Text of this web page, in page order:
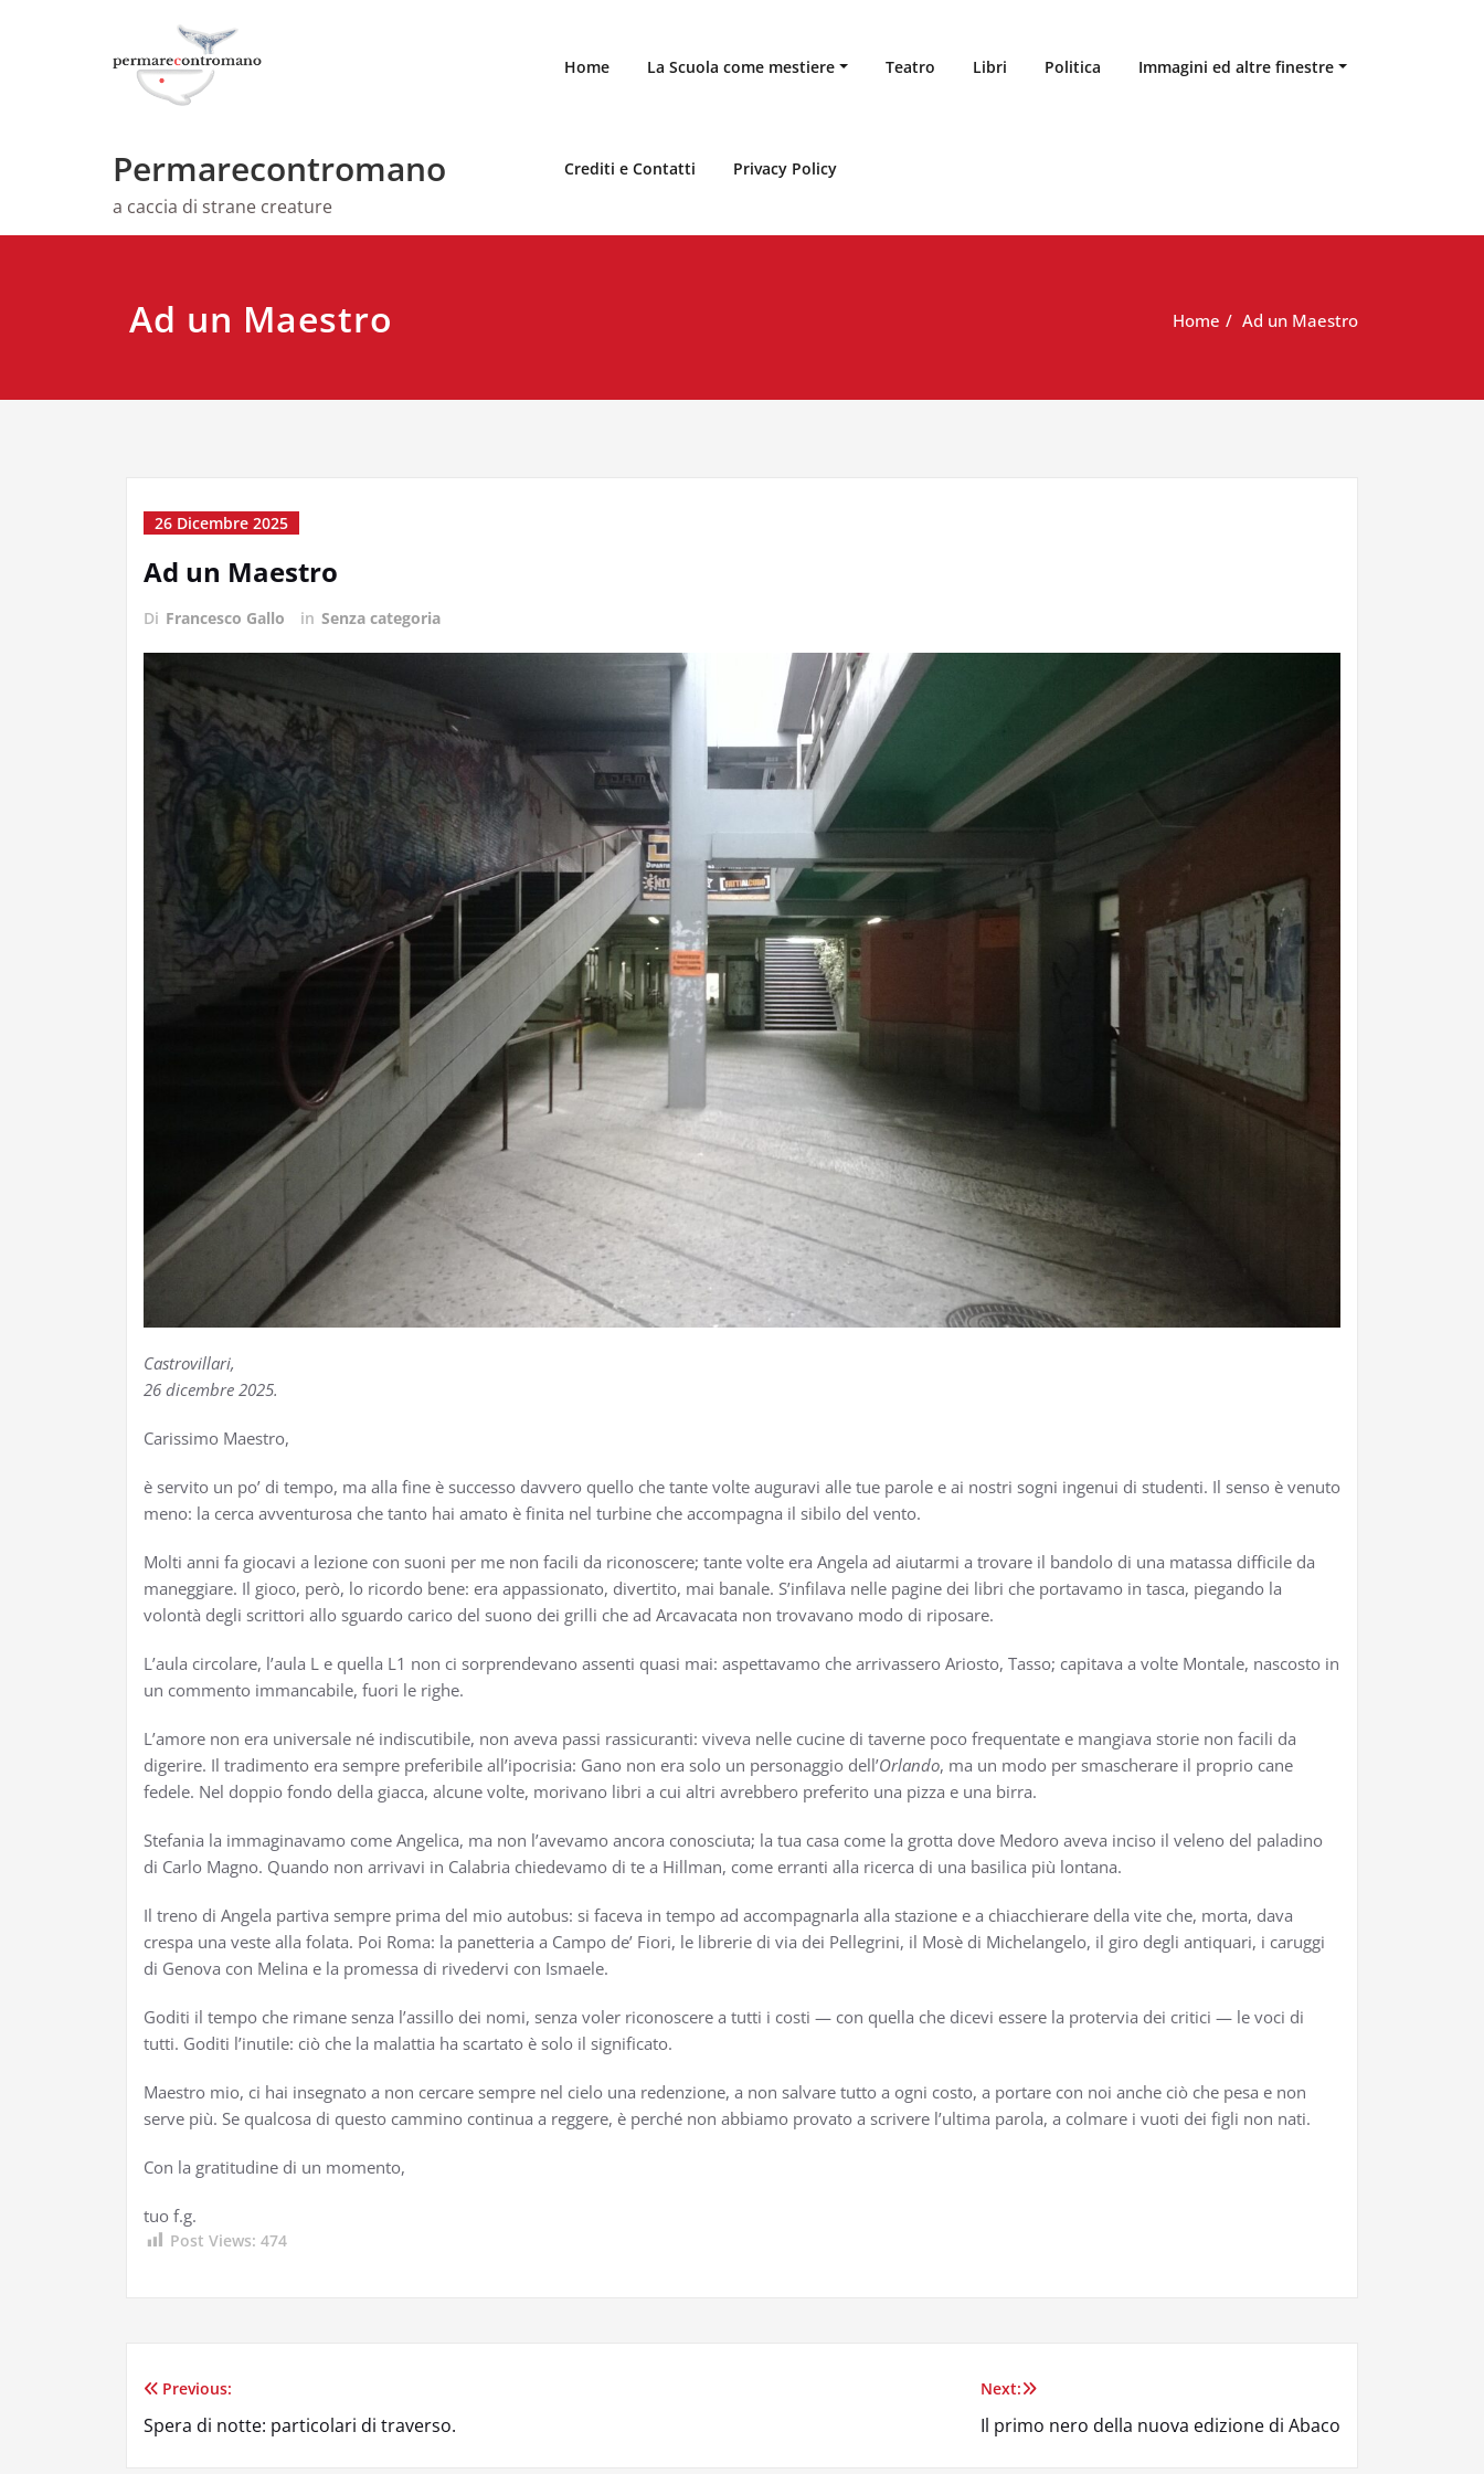
Permarecontromano
a caccia di strane creature
Home La Scuola come mestiere Teatro Libri Politica Immagini ed altre finestre
Crediti e Contatti Privacy Policy
Ad un Maestro Home Ad un Maestro
26 Dicembre 2025
Ad un Maestro
Di Francesco Gallo in Senza categoria
Castrovillari,
26 dicembre 2025.
Carissimo Maestro,
è servito un po’ di tempo, ma alla fine è successo davvero quello che tante volte auguravi alle tue parole e ai nostri sogni ingenui di studenti. Il senso è venuto
meno: la cerca avventurosa che tanto hai amato è finita nel turbine che accompagna il sibilo del vento.
Molti anni fa giocavi a lezione con suoni per me non facili da riconoscere; tante volte era Angela ad aiutarmi a trovare il bandolo di una matassa difficile da
maneggiare. Il gioco, però, lo ricordo bene: era appassionato, divertito, mai banale. S’infilava nelle pagine dei libri che portavamo in tasca, piegando la
volontà degli scrittori allo sguardo carico del suono dei grilli che ad Arcavacata non trovavano modo di riposare.
L’aula circolare, l’aula L e quella L1 non ci sorprendevano assenti quasi mai: aspettavamo che arrivassero Ariosto, Tasso; capitava a volte Montale, nascosto in
un commento immancabile, fuori le righe.
L’amore non era universale né indiscutibile, non aveva passi rassicuranti: viveva nelle cucine di taverne poco frequentate e mangiava storie non facili da
digerire. Il tradimento era sempre preferibile all’ipocrisia: Gano non era solo un personaggio dell’Orlando, ma un modo per smascherare il proprio cane
fedele. Nel doppio fondo della giacca, alcune volte, morivano libri a cui altri avrebbero preferito una pizza e una birra.
Stefania la immaginavamo come Angelica, ma non l’avevamo ancora conosciuta; la tua casa come la grotta dove Medoro aveva inciso il veleno del paladino
di Carlo Magno. Quando non arrivavi in Calabria chiedevamo di te a Hillman, come erranti alla ricerca di una basilica più lontana.
Il treno di Angela partiva sempre prima del mio autobus: si faceva in tempo ad accompagnarla alla stazione e a chiacchierare della vite che, morta, dava
crespa una veste alla folata. Poi Roma: la panetteria a Campo de’ Fiori, le librerie di via dei Pellegrini, il Mosè di Michelangelo, il giro degli antiquari, i caruggi
di Genova con Melina e la promessa di rivedervi con Ismaele.
Goditi il tempo che rimane senza l’assillo dei nomi, senza voler riconoscere a tutti i costi — con quella che dicevi essere la protervia dei critici — le voci di
tutti. Goditi l’inutile: ciò che la malattia ha scartato è solo il significato.
Maestro mio, ci hai insegnato a non cercare sempre nel cielo una redenzione, a non salvare tutto a ogni costo, a portare con noi anche ciò che pesa e non
serve più. Se qualcosa di questo cammino continua a reggere, è perché non abbiamo provato a scrivere l’ultima parola, a colmare i vuoti dei figli non nati.
Con la gratitudine di un momento,
tuo f.g.
Post Views: 474
Navigazione
Previous:
Spera di notte: particolari di traverso.
Next:
Il primo nero della nuova edizione di Abaco